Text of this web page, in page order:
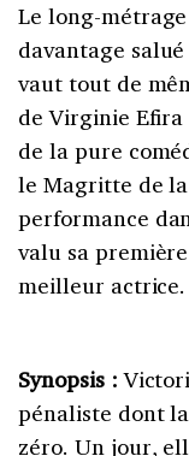
Le long-
davantage
vaut tout de
de Virginie
de la pure
le Magritte de
performance
valu sa
meilleur actrice.
Synopsis :
pénaliste dont
zéro. Un jour,